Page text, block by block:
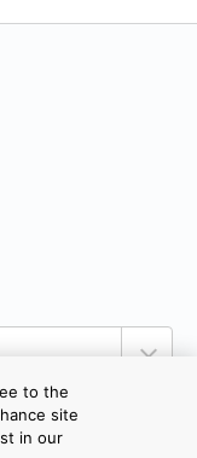
to the
site
in our